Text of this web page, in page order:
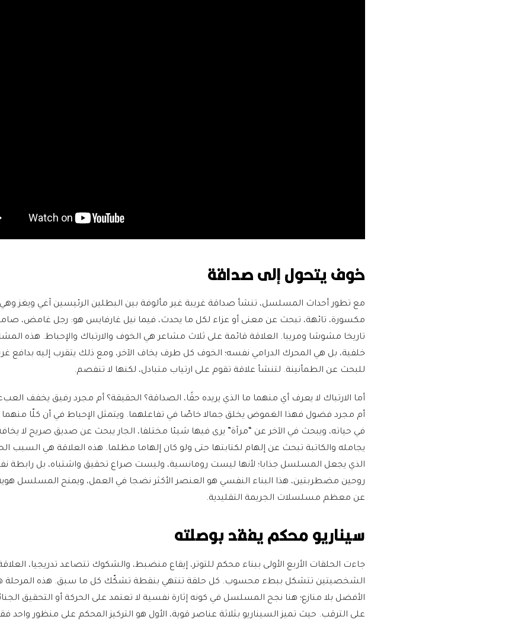
خوف يتحول إلى صداقة
مع تطور أحداث المسلسل، تنشأ صداقة غريبة غير مألوفة بين البطلين الرئيسين آغي ويغز
مكسورة، تائهة، تبحث عن معنى أو عزاء لكل ما يحدث، فيما نيل غارفايس هو: رجل غامض،
تاريخا مشوشا ومريبا. العلاقة قائمة على ثلاث مشاعر هي الخوف والارتباك والإحباط. هذه
خلفية، بل هي المحرك الدرامي نفسه؛ الخوف كل طرف يخاف الآخر، ومع ذلك يتقرب إليه بدافع
للبحث عن الطمأنينة. لتنشأ علاقة تقوم على ارتياب متبادل، لكنها لا تنفصم.
أما الارتباك لا يعرف أي منهما ما الذي يريده حقًا، الصداقة؟ الحقيقة؟ أم مجرد رفيق يخفف
أم مجرد فضول فهذا الغموض يخلق جمالا خاصّا في تفاعلهما. ويتمثل الإحباط في أن كلّا
في حياته، ويبحث في الآخر عن “مرآة” يرى فيها شيئا مختلفا، الجار يبحث عن صديق صريح لا
يجامله والكاتبة تبحث عن إلهام لكتابتها حتى ولو كان إلهاما مظلما. هذه العلاقة هي السبب
الذي يجعل المسلسل جذابا؛ لأنها ليست رومانسية، وليست صراع تحقيق واشتباه، بل رابطة
روحين مضطربتين، هذا البناء النفسي هو العنصر الأكثر نضجا في العمل، ويمنح المسلسل
عن معظم مسلسلات الجريمة التقليدية.
سيناريو محكم يفقد بوصلته
جاءت الحلقات الأربع الأولى ببناء محكم للتوتر، إيقاع منضبط، والشكوك تتصاعد تدريجيا،
الشخصيتين تتشكل ببطء محسوب. كل حلقة تنتهي بنقطة تشكّك كل ما سبق. هذه المرحلة
الأفضل بلا منازع؛ هنا نجح المسلسل في كونه إثارة نفسية لا تعتمد على الحركة أو التحقيق
على الترقب. حيث تميز السيناريو بثلاثة عناصر قوية، الأول هو التركيز المحكم على منظور واحد